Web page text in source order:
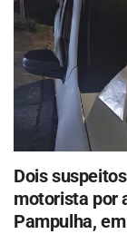
Dois
motorista por
Pampulha,